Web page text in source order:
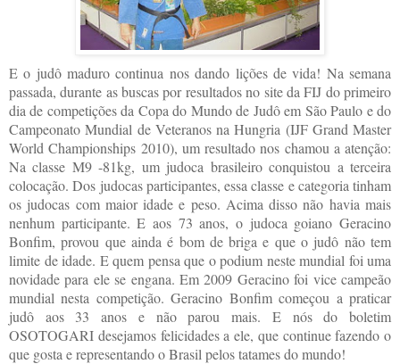
E o judô maduro continua nos dando lições de vida! Na semana
passada, durante as buscas por resultados no site da FIJ do primeiro
dia de competições da Copa do Mundo de Judô em São Paulo e do
Campeonato Mundial de Veteranos na Hungria (IJF Grand Master
World Championships 2010), um resultado nos chamou a atenção:
Na classe M9 -81kg, um judoca brasileiro conquistou a terceira
colocação. Dos judocas participantes, essa classe e categoria tinham
os judocas com maior idade e peso. Acima disso não havia mais
nenhum participante. E aos 73 anos, o judoca goiano Geracino
Bonfim, provou que ainda é bom de briga e que o judô não tem
limite de idade. E quem pensa que o podium neste mundial foi uma
novidade para ele se engana. Em 2009 Geracino foi vice campeão
mundial nesta competição. Geracino Bonfim começou a praticar
judô aos 33 anos e não parou mais. E nós do boletim
OSOTOGARI desejamos felicidades a ele, que continue fazendo o
que gosta e representando o Brasil pelos tatames do mundo!